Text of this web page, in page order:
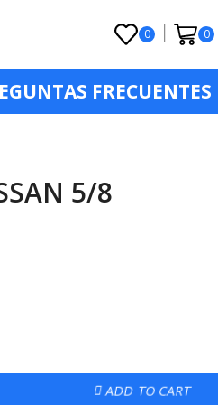
0 0
FRECUENTES
5/8
ADD TO CART